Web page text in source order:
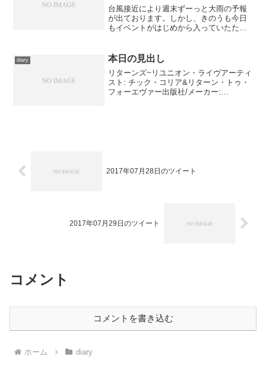
台風接近により週末ずーっと大雨の予報
が出ております。しかし、きのうも今日
もイベントがはじめから入っていたた
イベントもあるはずだったんですが、そ
ちらは残念ながら年内の再開...
diary 本日の見出し
リターンズ~リユニオン・ライヴアーティ
スト: チック・コリア&リターン・トゥ・
フォーエヴァー出版社/メーカー:
2017年07月28日のツイート
2017年07月29日のツイート
コメント
コメントを書き込む
ホーム diary